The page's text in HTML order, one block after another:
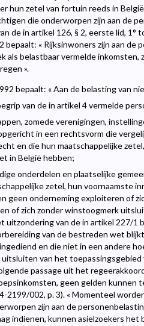
hun zetel van fortuin reeds in
die onderworpen zijn aan de
de in artikel 126, § 2, eerste lid, 1°
bepaalt: « Rijksinwoners zijn aan de
als belastbaar vermelde inkomsten,
».
bepaalt: « Aan de belasting van
van de in artikel 4 vermelde
zomede verenigingen,
in een rechtsvorm die
en die hun maatschappelijke
in België hebben;
onderdelen en plaatselijke
zetel, hun voornaamste
geen onderneming exploiteren of
of zich zonder winstoogmerk
uitzondering van de in artikel 227/1
van de bestreden wet
en die niet in een andere
van het
passage uit het
geen gelden kunnen
2199/002, p. 3). « Momenteel
zijn aan de
indienen, kunnen asielzoekers